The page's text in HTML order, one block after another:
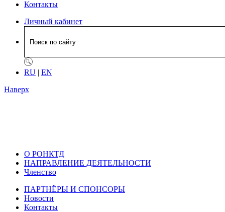
Контакты
Личный кабинет
RU | EN
Наверх
О РОНКТД
НАПРАВЛЕНИЕ ДЕЯТЕЛЬНОСТИ
Членство
ПАРТНЁРЫ И СПОНСОРЫ
Новости
Контакты